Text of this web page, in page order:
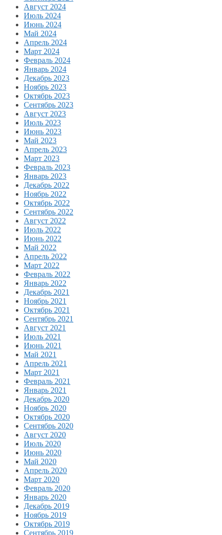
Август 2024
Июль 2024
Июнь 2024
Май 2024
Апрель 2024
Март 2024
Февраль 2024
Январь 2024
Декабрь 2023
Ноябрь 2023
Октябрь 2023
Сентябрь 2023
Август 2023
Июль 2023
Июнь 2023
Май 2023
Апрель 2023
Март 2023
Февраль 2023
Январь 2023
Декабрь 2022
Ноябрь 2022
Октябрь 2022
Сентябрь 2022
Август 2022
Июль 2022
Июнь 2022
Май 2022
Апрель 2022
Март 2022
Февраль 2022
Январь 2022
Декабрь 2021
Ноябрь 2021
Октябрь 2021
Сентябрь 2021
Август 2021
Июль 2021
Июнь 2021
Май 2021
Апрель 2021
Март 2021
Февраль 2021
Январь 2021
Декабрь 2020
Ноябрь 2020
Октябрь 2020
Сентябрь 2020
Август 2020
Июль 2020
Июнь 2020
Май 2020
Апрель 2020
Март 2020
Февраль 2020
Январь 2020
Декабрь 2019
Ноябрь 2019
Октябрь 2019
Сентябрь 2019